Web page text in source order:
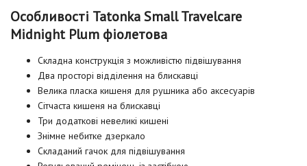
Особливості Tatonka Small Travelcare
Midnight Plum фіолетова
Складна конструкція з можливістю підвішування
Два просторі відділення на блискавці
Велика пласка кишеня для рушника або аксесуарів
Сітчаста кишеня на блискавці
Три додаткові невеликі кишені
Знімне небитке дзеркало
Складаний гачок для підвішування